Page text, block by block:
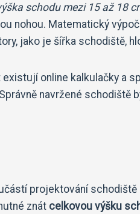
schodu mezi 15 až 18
nohou. Matematický
jako je šířka schodiště,
online kalkulačky a
navržené schodiště
projektování
znát celkovou výšku